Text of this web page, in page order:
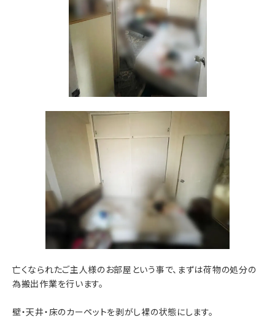
亡くなられたご主人様のお部屋という事で、まずは荷物の処分の
為搬出作業を行います。
壁・天井・床のカーペットを剥がし裸の状態にします。